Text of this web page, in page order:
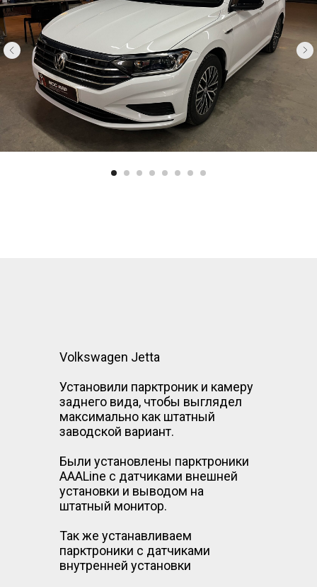
Volkswagen Jetta
Установили парктроник и камеру
заднего вида, чтобы выглядел
максимально как штатный
заводской вариант.
Были установлены парктроники
AAALine с датчиками внешней
установки и выводом на
штатный монитор.
Так же устанавливаем
парктроники с датчиками
внутренней установки